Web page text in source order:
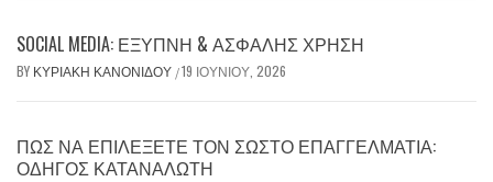
SOCIAL MEDIA: ΈΞΥΠΝΗ & ΑΣΦΑΛΉΣ ΧΡΉΣΗ
BY ΚΥΡΙΑΚΉ ΚΑΝΟΝΊΔΟΥ /19 ΙΟΥΝΊΟΥ, 2026
ΠΏΣ ΝΑ ΕΠΙΛΈΞΕΤΕ ΤΟΝ ΣΩΣΤΌ ΕΠΑΓΓΕΛΜΑΤΊΑ:
ΟΔΗΓΌΣ ΚΑΤΑΝΑΛΩΤΉ